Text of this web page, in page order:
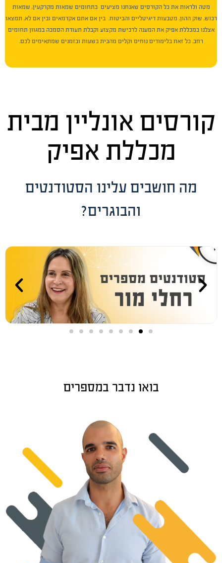
מטה ולראות את כל הקורסים שאנחנו מציעים בתחומים שמאות מקרקעין, שמאות
רכוש, שוק ההון, מטבעות דיגיטליים והביטוח. בין אם אתם אקדמאים ובין אם לא, תמצאו
אצלנו במכללת אפיק את המענה לרכישת מקצוע וקבלת תעודת הסמכה במגוון תחומים
רחב. כל זאת בלימודים נוחים וקלים מהבית בשעות ובזמנים שמתאימים לכם.
קורסים אונליין מבית
מכללת אפיק
מה חושבים עלינו הסטודנטים
והבוגרים?
בואו נדבר במספרים